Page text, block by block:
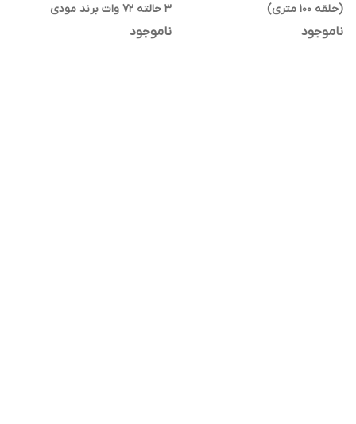
(حلقه 100 متری)
ناموجود
3 حالته 72 وات برند مودی
ناموجود